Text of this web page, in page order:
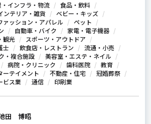
・インフラ・物流
食品・飲料
ンテリア・雑貨
ベビー・キッズ
ァッション・アパレル
ペット
自動車・バイク
家電・電子機器
観光
スポーツ・アウトドア
士 飲食店・レストラン
流通・小売
・複合施設
美容室・エステ・ネイル
病院・クリニック 歯科医院
教育
ーテイメント 不動産・住宅
冠婚葬祭
ビス業 通信 印刷業
田 博昭